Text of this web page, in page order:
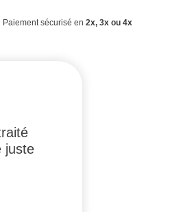
Paiement sécurisé en 2x, 3x ou 4x
juste